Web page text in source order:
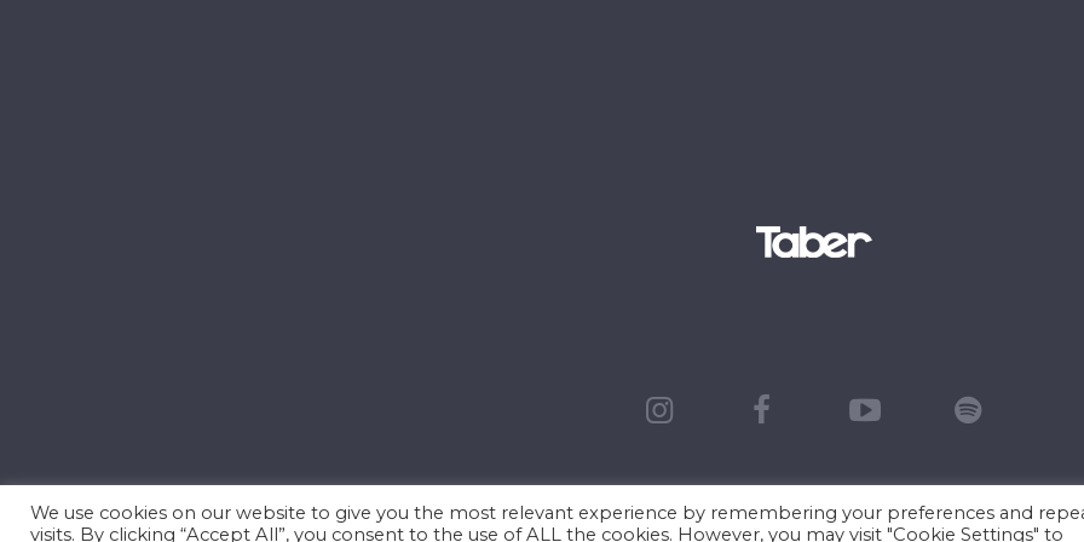
We use cookies on our website to give you the most relevant experience by remembering your preferences and
visits. By clicking “Accept All”, you consent to the use of ALL the cookies. However, you may visit "Cookie Settings" to